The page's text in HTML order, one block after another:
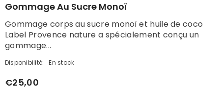
Gommage Au Sucre Monoï
Gommage corps au sucre monoï et huile de coco
Label Provence nature a spécialement conçu un
gommage...
Disponibilité: En stock
€25,00